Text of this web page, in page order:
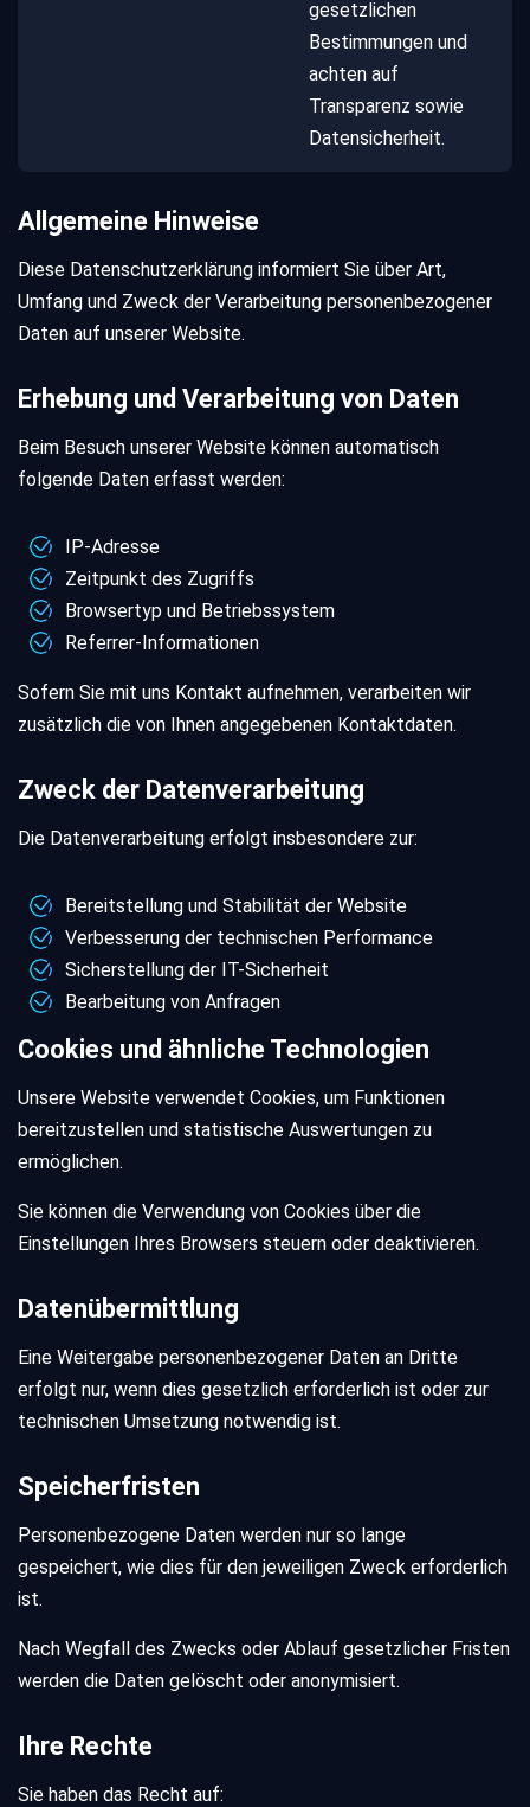
gesetzlichen
Bestimmungen und
achten auf
Transparenz sowie
Datensicherheit.
Allgemeine Hinweise
Diese Datenschutzerklärung informiert Sie über Art,
Umfang und Zweck der Verarbeitung personenbezogener
Daten auf unserer Website.
Erhebung und Verarbeitung von Daten
Beim Besuch unserer Website können automatisch
folgende Daten erfasst werden:
IP-Adresse
Zeitpunkt des Zugriffs
Browsertyp und Betriebssystem
Referrer-Informationen
Sofern Sie mit uns Kontakt aufnehmen, verarbeiten wir
zusätzlich die von Ihnen angegebenen Kontaktdaten.
Zweck der Datenverarbeitung
Die Datenverarbeitung erfolgt insbesondere zur:
Bereitstellung und Stabilität der Website
Verbesserung der technischen Performance
Sicherstellung der IT-Sicherheit
Bearbeitung von Anfragen
Cookies und ähnliche Technologien
Unsere Website verwendet Cookies, um Funktionen
bereitzustellen und statistische Auswertungen zu
ermöglichen.
Sie können die Verwendung von Cookies über die
Einstellungen Ihres Browsers steuern oder deaktivieren.
Datenübermittlung
Eine Weitergabe personenbezogener Daten an Dritte
erfolgt nur, wenn dies gesetzlich erforderlich ist oder zur
technischen Umsetzung notwendig ist.
Speicherfristen
Personenbezogene Daten werden nur so lange
gespeichert, wie dies für den jeweiligen Zweck erforderlich
ist.
Nach Wegfall des Zwecks oder Ablauf gesetzlicher Fristen
werden die Daten gelöscht oder anonymisiert.
Ihre Rechte
Sie haben das Recht auf: